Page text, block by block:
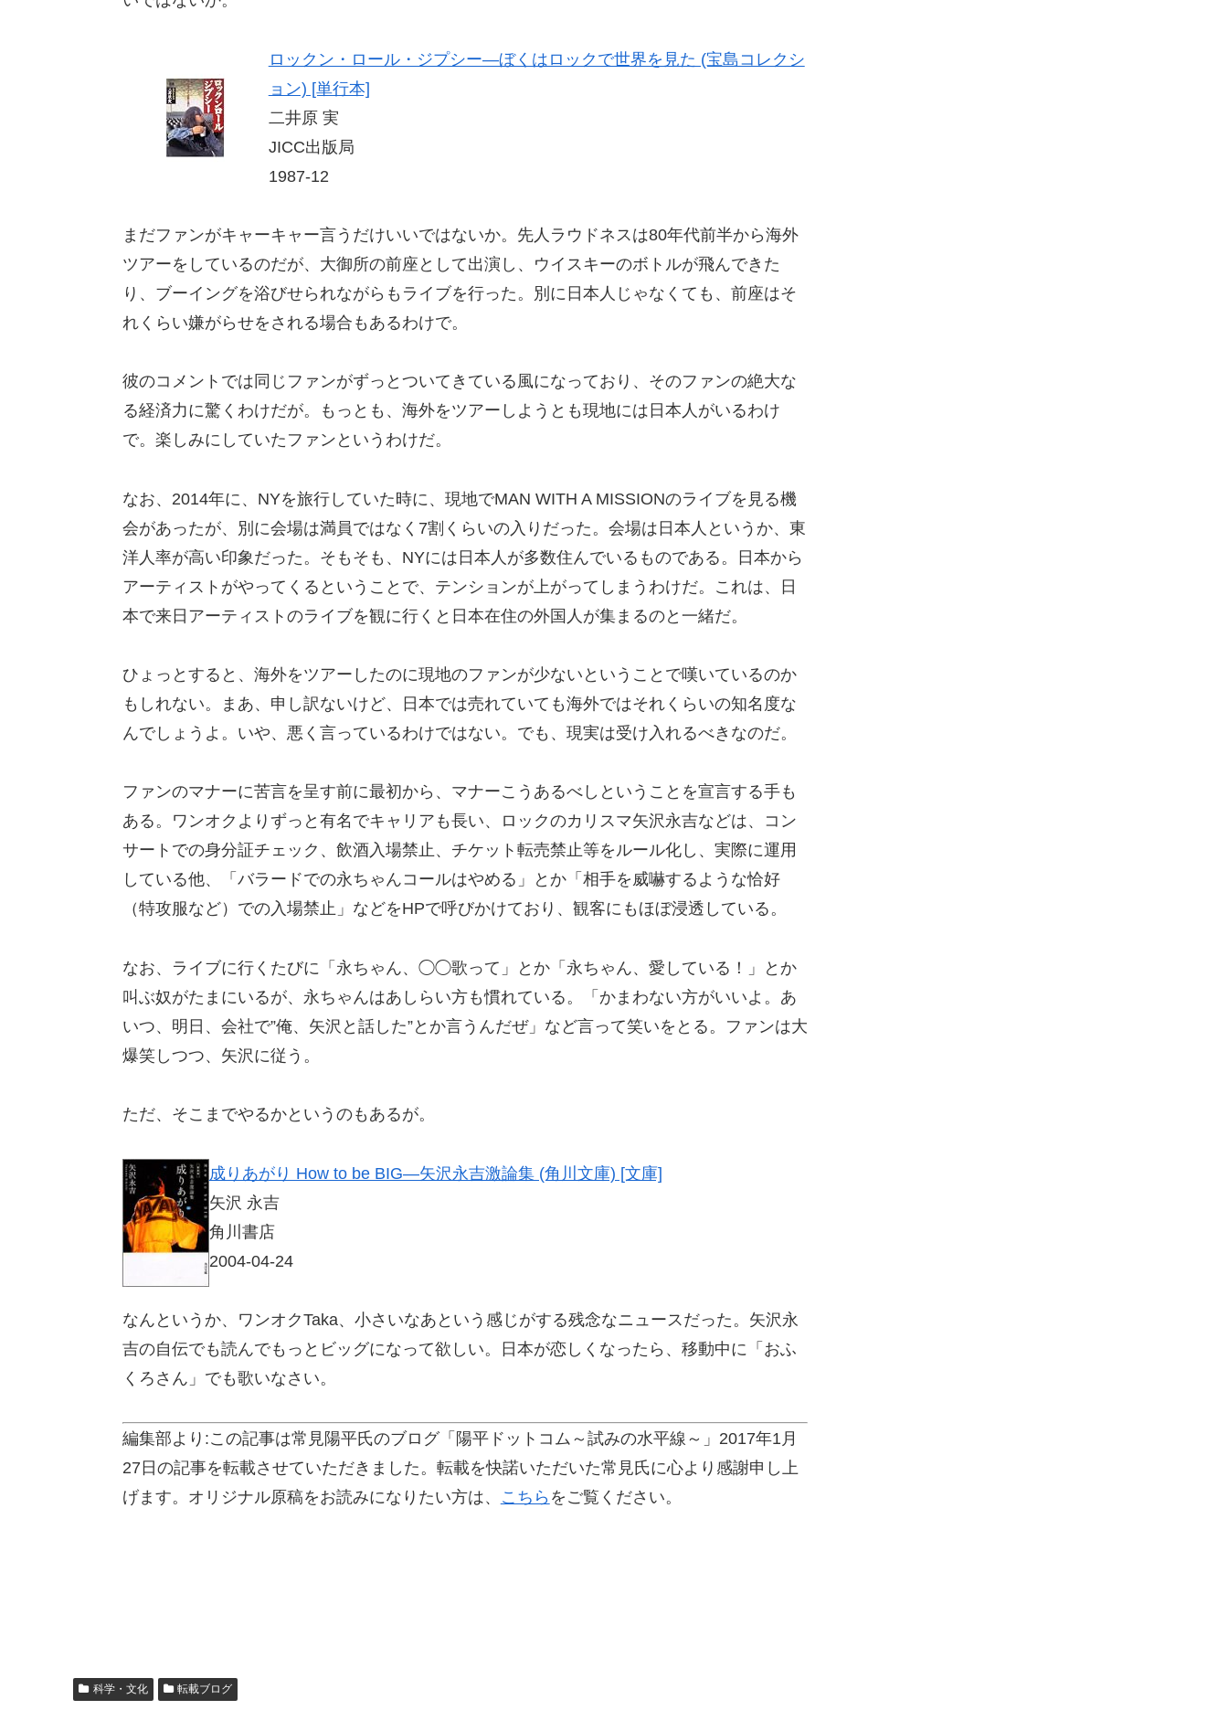
ロックン・ロール・ジプシー―ぼくはロックで世界を見た (宝島コレクシ
ョン) [単行本]
二井原 実
JICC出版局
1987-12
まだファンがキャーキャー言うだけいいではないか。先人ラウドネスは80年代前半から海外
ツアーをしているのだが、大御所の前座として出演し、ウイスキーのボトルが飛んできた
り、ブーイングを浴びせられながらもライブを行った。別に日本人じゃなくても、前座はそ
れくらい嫌がらせをされる場合もあるわけで。
彼のコメントでは同じファンがずっとついてきている風になっており、そのファンの絶大な
る経済力に驚くわけだが。もっとも、海外をツアーしようとも現地には日本人がいるわけ
で。楽しみにしていたファンというわけだ。
なお、2014年に、NYを旅行していた時に、現地でMAN WITH A MISSIONのライブを見る機
会があったが、別に会場は満員ではなく7割くらいの入りだった。会場は日本人というか、東
洋人率が高い印象だった。そもそも、NYには日本人が多数住んでいるものである。日本から
アーティストがやってくるということで、テンションが上がってしまうわけだ。これは、日
本で来日アーティストのライブを観に行くと日本在住の外国人が集まるのと一緒だ。
ひょっとすると、海外をツアーしたのに現地のファンが少ないということで嘆いているのか
もしれない。まあ、申し訳ないけど、日本では売れていても海外ではそれくらいの知名度な
んでしょうよ。いや、悪く言っているわけではない。でも、現実は受け入れるべきなのだ。
ファンのマナーに苦言を呈す前に最初から、マナーこうあるべしということを宣言する手も
ある。ワンオクよりずっと有名でキャリアも長い、ロックのカリスマ矢沢永吉などは、コン
サートでの身分証チェック、飲酒入場禁止、チケット転売禁止等をルール化し、実際に運用
している他、「バラードでの永ちゃんコールはやめる」とか「相手を威嚇するような恰好
（特攻服など）での入場禁止」などをHPで呼びかけており、観客にもほぼ浸透している。
なお、ライブに行くたびに「永ちゃん、◯◯歌って」とか「永ちゃん、愛している！」とか
叫ぶ奴がたまにいるが、永ちゃんはあしらい方も慣れている。「かまわない方がいいよ。あ
いつ、明日、会社で”俺、矢沢と話した”とか言うんだぜ」など言って笑いをとる。ファンは大
爆笑しつつ、矢沢に従う。
ただ、そこまでやるかというのもあるが。
成りあがり How to be BIG―矢沢永吉激論集 (角川文庫) [文庫]
矢沢 永吉
角川書店
2004-04-24
なんというか、ワンオクTaka、小さいなあという感じがする残念なニュースだった。矢沢永
吉の自伝でも読んでもっとビッグになって欲しい。日本が恋しくなったら、移動中に「おふ
くろさん」でも歌いなさい。
編集部より:この記事は常見陽平氏のブログ「陽平ドットコム～試みの水平線～」2017年1月
27日の記事を転載させていただきました。転載を快諾いただいた常見氏に心より感謝申し上
げます。オリジナル原稿をお読みになりたい方は、
こちら をご覧ください。
科学・文化 転載ブログ